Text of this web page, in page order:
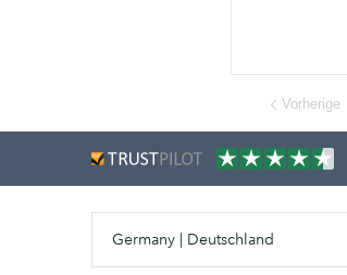
Vorherige
Germany | Deutschland